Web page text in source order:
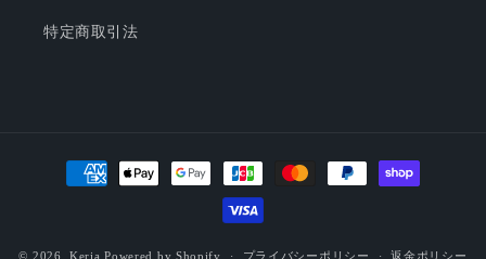
特定商取引法
法
© 2026,Keria Powered by Shopify プライバシーポリシー 返金ポリシー